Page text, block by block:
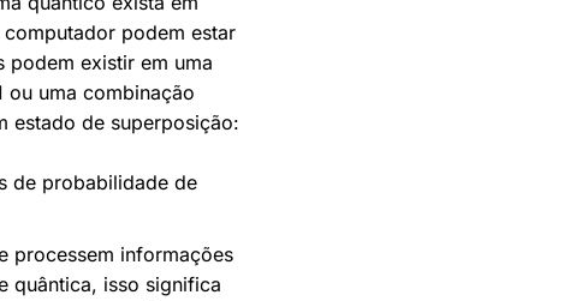
podem estar
podem existir em uma
ou uma combinação
estado de superposição:
de probabilidade de
processem informações
quântica, isso significa